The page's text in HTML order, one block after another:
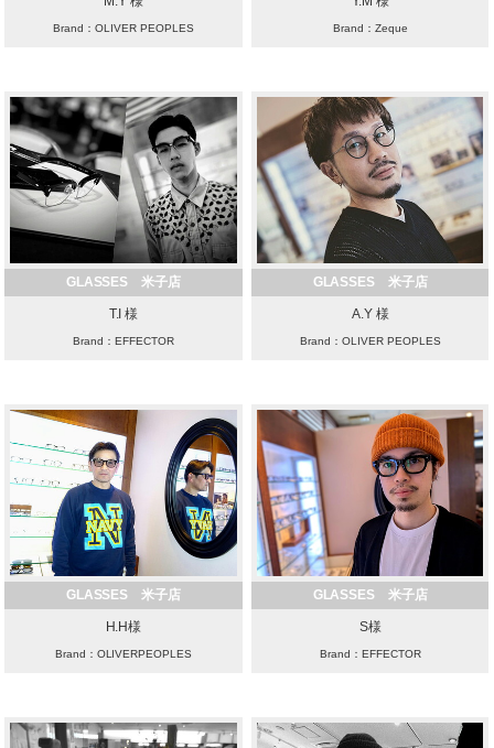
Brand：OLIVER PEOPLES Brand：Zeque
GLASSES 米子店
T.I 様
Brand：EFFECTOR
GLASSES 米子店
A.Y 様
Brand：OLIVER PEOPLES
GLASSES 米子店
H.H様
Brand：OLIVERPEOPLES
GLASSES 米子店
S様
Brand：EFFECTOR